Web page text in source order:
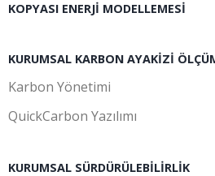
KOPYASI ENERJI MODELLEMESI
KURUMSAL KARBON AYAKIZI
Karbon Yönetimi
QuickCarbon Yazılımı
KURUMSAL SÜRDÜRÜLEBILIRLIK